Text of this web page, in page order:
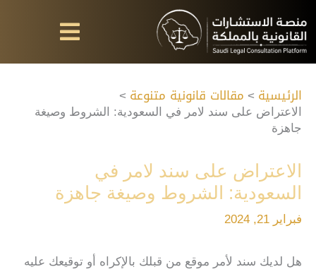
إلى
المحتوى
الرئيسية مقالات قانونية متنوعة
الاعتراض على سند لامر في السعودية: الشروط وصيغة
جاهزة
الاعتراض على سند لامر في
السعودية: الشروط وصيغة جاهزة
فبراير 21, 2024
هل لديك سند لأمر موقع من قبلك بالإكراه أو توقيعك عليه